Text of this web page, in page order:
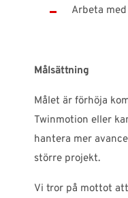
Arbeta
Målsättning
Målet är förhöja
Twinmotion eller
hantera mer
större projekt.
Vi tror på mottot